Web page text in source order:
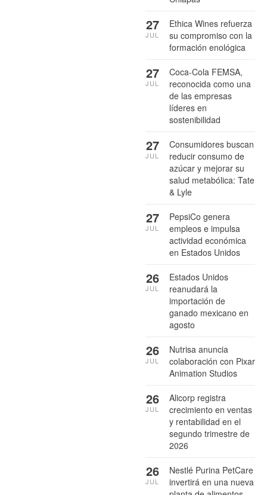
Ethica Wines refuerza
su compromiso con la
formación enológica
27
JUL
Coca-Cola FEMSA,
reconocida como una
de las empresas
líderes en
sostenibilidad
27
JUL
Consumidores buscan
reducir consumo de
azúcar y mejorar su
salud metabólica: Tate
& Lyle
27
JUL
PepsiCo genera
empleos e impulsa
actividad económica
en Estados Unidos
27
JUL
Estados Unidos
reanudará la
importación de
ganado mexicano en
agosto
26
JUL
Nutrisa anuncia
colaboración con Pixar
Animation Studios
26
JUL
Alicorp registra
crecimiento en ventas
y rentabilidad en el
segundo trimestre de
2026
26
JUL
Nestlé Purina PetCare
invertirá en una nueva
26
JUL